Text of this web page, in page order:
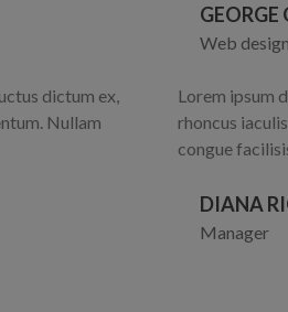
GEORGE
Web
dictum ex,
Nullam
Lorem ipsum
rhoncus
congue
DIANA
Manager